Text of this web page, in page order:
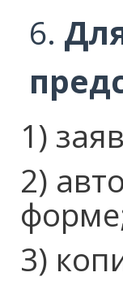
1)
2)
3)